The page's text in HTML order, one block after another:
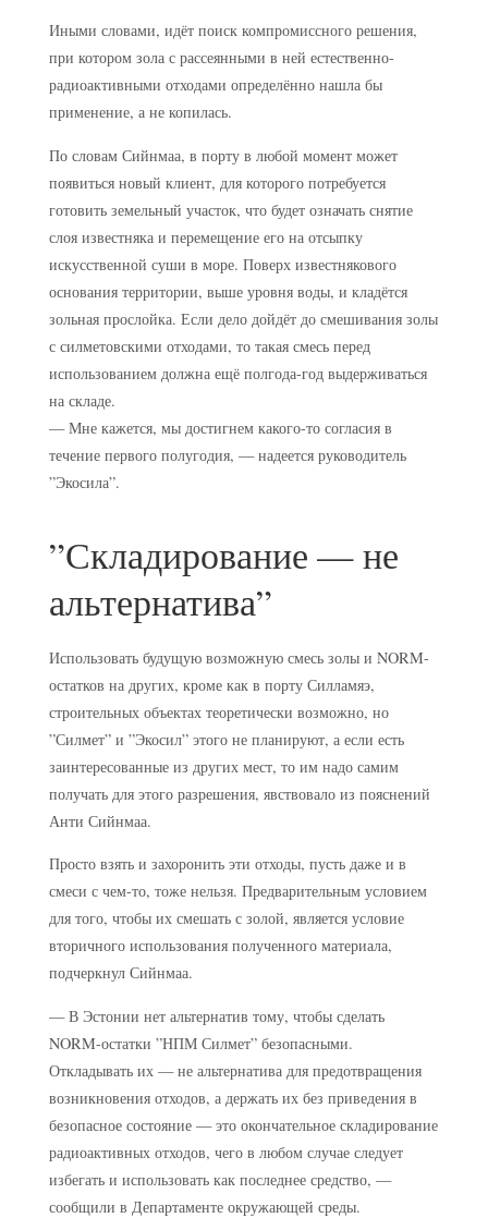
Иными словами, идёт поиск компромиссного решения,
при котором зола с рассеянными в ней естественно-
радиоактивными отходами определённо нашла бы
применение, а не копилась.
По словам Сийнмаа, в порту в любой момент может
появиться новый клиент, для которого потребуется
готовить земельный участок, что будет означать снятие
слоя известняка и перемещение его на отсыпку
искусственной суши в море. Поверх известнякового
основания территории, выше уровня воды, и кладётся
зольная прослойка. Если дело дойдёт до смешивания золы
с силметовскими отходами, то такая смесь перед
использованием должна ещё полгода-год выдерживаться
на складе.
— Мне кажется, мы достигнем какого-то согласия в
течение первого полугодия, — надеется руководитель
”Экосила”.
”Складирование — не
альтернатива”
Использовать будущую возможную смесь золы и NORM-
остатков на других, кроме как в порту Силламяэ,
строительных объектах теоретически возможно, но
”Силмет” и ”Экосил” этого не планируют, а если есть
заинтересованные из других мест, то им надо самим
получать для этого разрешения, явствовало из пояснений
Анти Сийнмаа.
Просто взять и захоронить эти отходы, пусть даже и в
смеси с чем-то, тоже нельзя. Предварительным условием
для того, чтобы их смешать с золой, является условие
вторичного использования полученного материала,
подчеркнул Сийнмаа.
— В Эстонии нет альтернатив тому, чтобы сделать
NORM-остатки ”НПМ Силмет” безопасными.
Откладывать их — не альтернатива для предотвращения
возникновения отходов, а держать их без приведения в
безопасное состояние — это окончательное складирование
радиоактивных отходов, чего в любом случае следует
избегать и использовать как последнее средство, —
сообщили в Департаменте окружающей среды.